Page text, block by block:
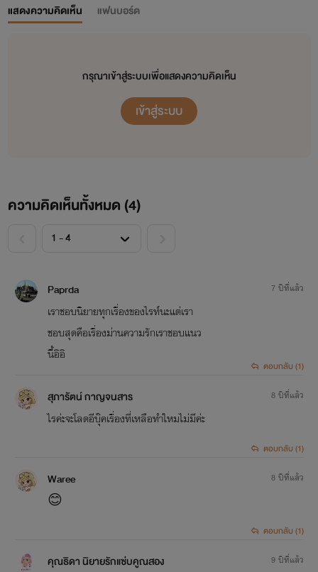
แสดงความคิดเห็น แฟนบอร์ด
กรุณาเข้าสู่ระบบเพื่อแสดงความคิดเห็น
เข้าสู่ระบบ
ความคิดเห็นทั้งหมด (4)
Paprda
เราชอบนิยายทุกเรื่องของไรท์นะแต่เรา
ชอบสุดคือเรื่องม่านความรักเราชอบแนว
นี้อิอิ
7 ปีที่แล้ว
ตอบกลับ (1)
สุภารัตน์ กาญจนสาร
ไรค่ะจะโลดอีบุ๊คเรื่องที่เหลือทำใหมไม่มีค่ะ
8 ปีที่แล้ว
ตอบกลับ (1)
Waree
😊
8 ปีที่แล้ว
ตอบกลับ (1)
คุณธิดา นิยายรักแซ่บคูณสอง 9 ปีที่แล้ว